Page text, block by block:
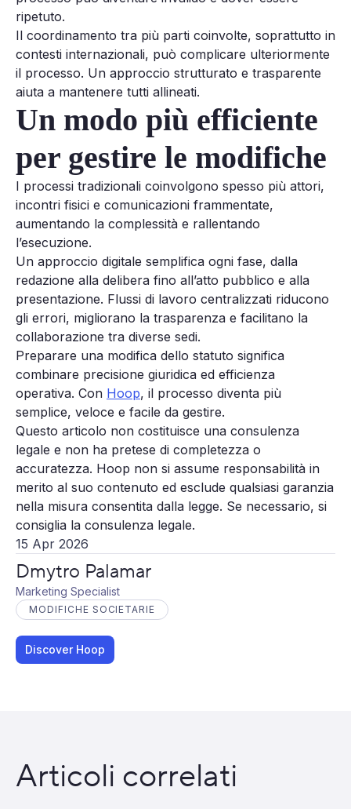
15 Apr 2026
Dmytro Palamar
Marketing Specialist
MODIFICHE SOCIETARIE
Discover Hoop
ripetuto.
Il coordinamento tra più parti coinvolte, soprattutto in
contesti internazionali, può complicare ulteriormente
il processo. Un approccio strutturato e trasparente
aiuta a mantenere tutti allineati.
Un modo più efficiente
per gestire le modifiche
I processi tradizionali coinvolgono spesso più attori,
incontri fisici e comunicazioni frammentate,
aumentando la complessità e rallentando
l’esecuzione.
Un approccio digitale semplifica ogni fase, dalla
redazione alla delibera fino all’atto pubblico e alla
presentazione. Flussi di lavoro centralizzati riducono
gli errori, migliorano la trasparenza e facilitano la
collaborazione tra diverse sedi.
Preparare una modifica dello statuto significa
combinare precisione giuridica ed efficienza
operativa. Con Hoop, il processo diventa più
semplice, veloce e facile da gestire.
Questo articolo non costituisce una consulenza
legale e non ha pretese di completezza o
accuratezza. Hoop non si assume responsabilità in
merito al suo contenuto ed esclude qualsiasi garanzia
nella misura consentita dalla legge. Se necessario, si
consiglia la consulenza legale.
Articoli correlati